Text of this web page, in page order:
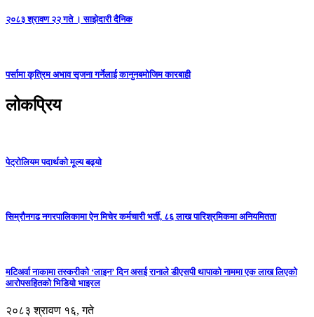
२०८३ श्रावण २२ गते । साझेदारी दैनिक
पर्सामा कृत्रिम अभाव सृजना गर्नेलाई कानुनबमोजिम कारबाही
लोकप्रिय
पेट्रोलियम पदार्थको मूल्य बढ्यो
सिम्रौनगढ नगरपालिकामा ऐन मिचेर कर्मचारी भर्ती, ८६ लाख पारिश्रमिकमा अनियमितता
मटिअर्वा नाकामा तस्करीको ‘लाइन’ दिन असई रानाले डीएसपी थापाको नाममा एक लाख लिएको
आरोपसहितको भिडियो भाइरल
२०८३ श्रावण १६, गते